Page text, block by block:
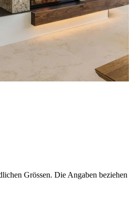
Grössen. Die Angaben beziehen